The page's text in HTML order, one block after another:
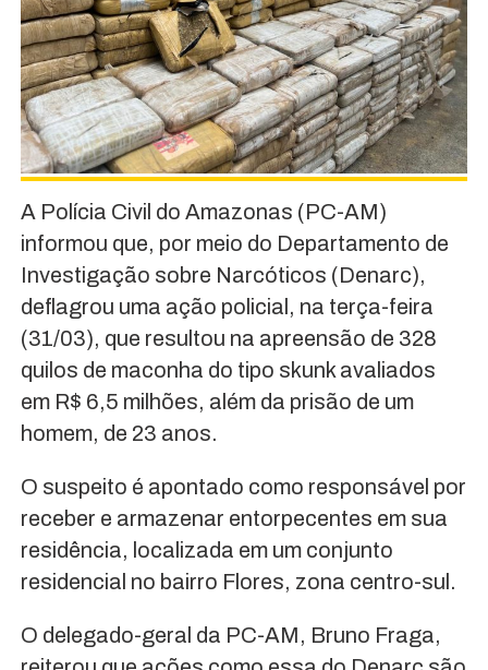
A Polícia Civil do Amazonas (PC-AM)
informou que, por meio do Departamento de
Investigação sobre Narcóticos (Denarc),
deflagrou uma ação policial, na terça-feira
(31/03), que resultou na apreensão de 328
quilos de maconha do tipo skunk avaliados
em R$ 6,5 milhões, além da prisão de um
homem, de 23 anos.
O suspeito é apontado como responsável por
receber e armazenar entorpecentes em sua
residência, localizada em um conjunto
residencial no bairro Flores, zona centro-sul.
O delegado-geral da PC-AM, Bruno Fraga,